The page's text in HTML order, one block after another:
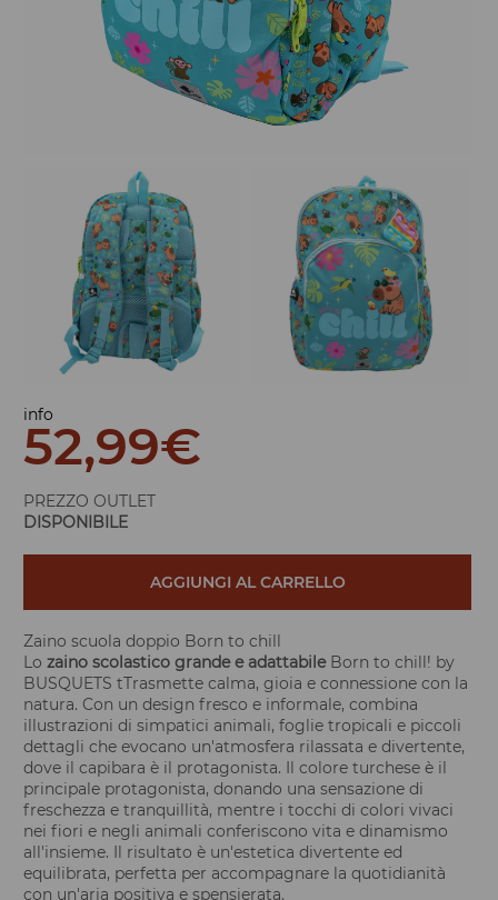
info
52,99€
PREZZO OUTLET
DISPONIBILE
AGGIUNGI AL CARRELLO
Zaino scuola doppio Born to chill
Lo zaino scolastico grande e adattabileBorn to chill! by
BUSQUETS tTrasmette calma, gioia e connessione con la
natura. Con un design fresco e informale, combina
illustrazioni di simpatici animali, foglie tropicali e piccoli
dettagli che evocano un'atmosfera rilassata e divertente,
dove il capibara è il protagonista. Il colore turchese è il
principale protagonista, donando una sensazione di
freschezza e tranquillità, mentre i tocchi di colori vivaci
nei fiori e negli animali conferiscono vita e dinamismo
all'insieme. Il risultato è un'estetica divertente ed
equilibrata, perfetta per accompagnare la quotidianità
con un'aria positiva e spensierata.